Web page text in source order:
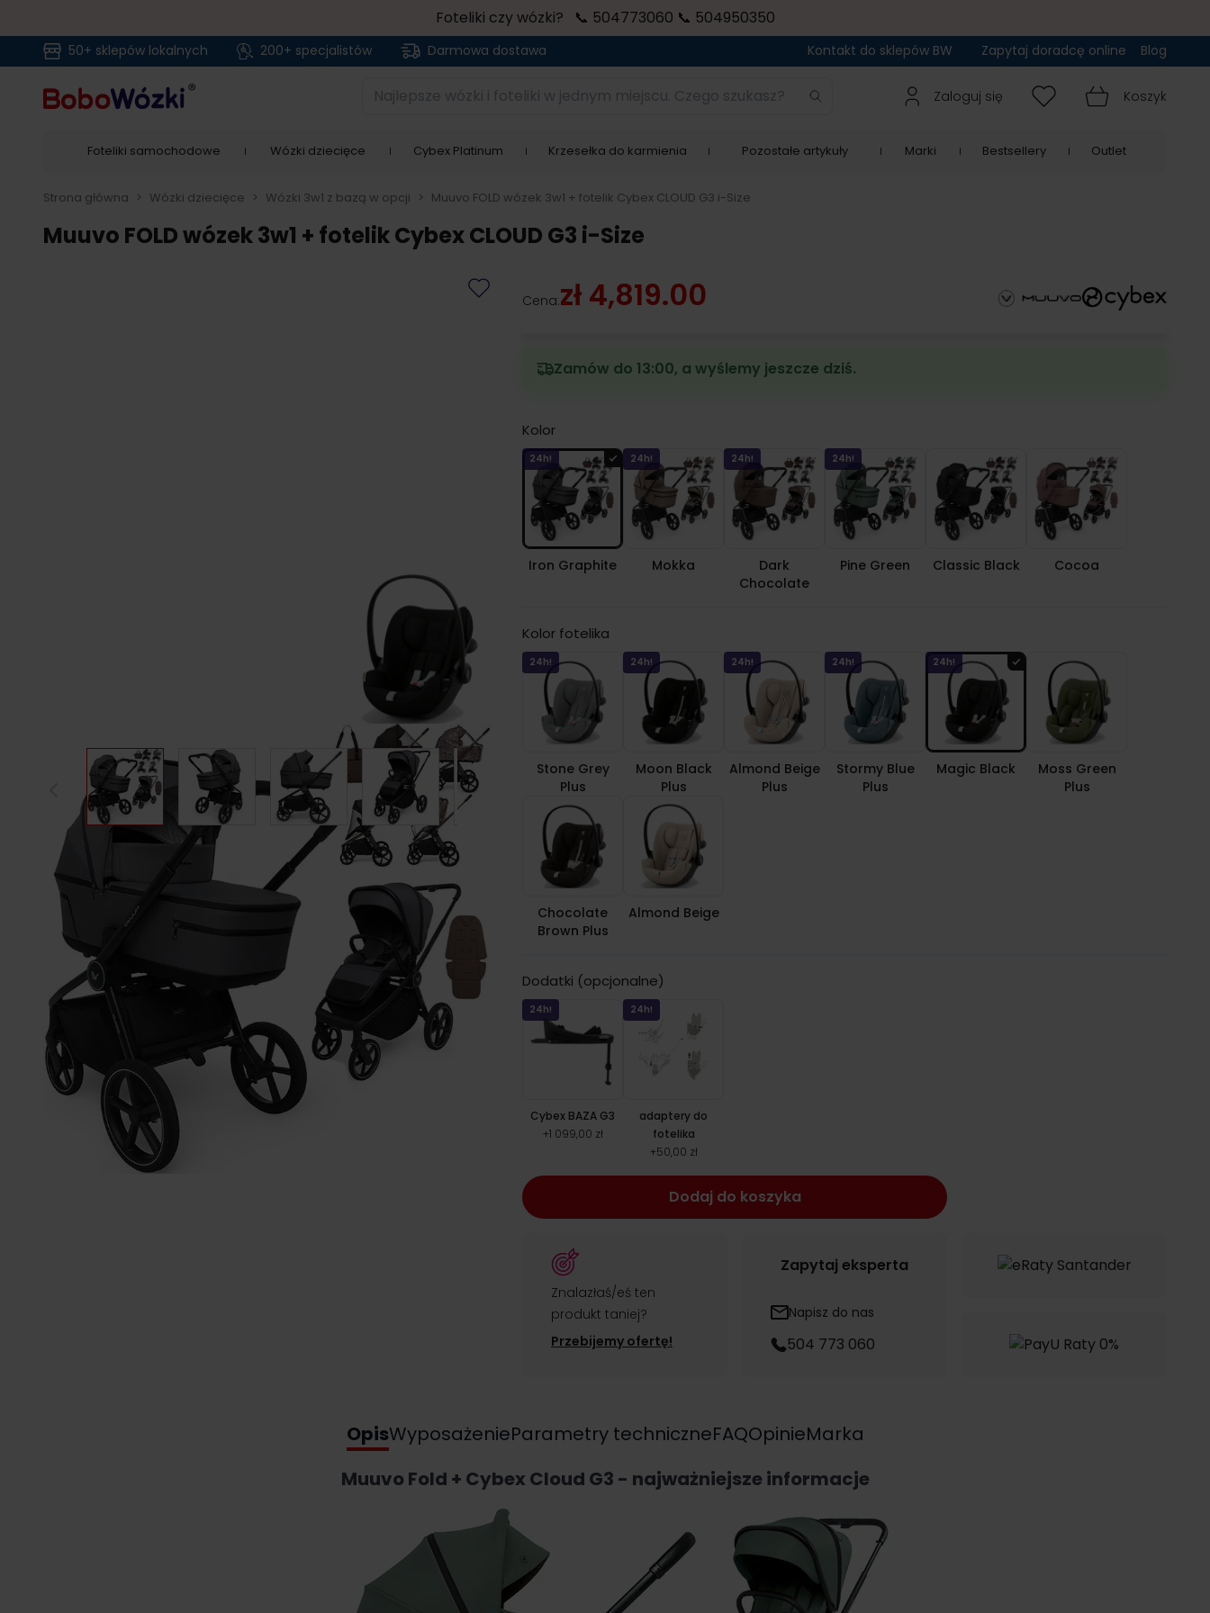
Foteliki czy wózki? 📞 504773060 📞 504950350
50+ sklepów lokalnych 200+ specjalistów Darmowa dostawa Kontakt do sklepów BW Zapytaj doradcę online Blog
Najlepsze wózki i foteliki w jednym miejscu. Czego szukasz? Zaloguj się Koszyk
Foteliki samochodowe Wózki dziecięce Cybex Platinum Krzesełka do karmienia Pozostałe artykuły Marki Bestsellery Outlet
Strona główna > Wózki dziecięce > Wózki 3w1 z bazą w opcji > Muuvo FOLD wózek 3w1 + fotelik Cybex CLOUD G3 i-Size
Muuvo FOLD wózek 3w1 + fotelik Cybex CLOUD G3 i-Size
Cena:zł 4,819.00
Zamów do 13:00, a wyślemy jeszcze dziś.
Kolor
24h!
Iron Graphite
24h!
Mokka
24h!
Dark
Chocolate
24h!
Pine Green Classic Black Cocoa
Kolor fotelika
24h!
Stone Grey
Plus
24h!
Moon Black
Plus
24h!
Almond Beige
Plus
24h!
Stormy Blue
Plus
24h!
Magic Black
Moss Green
Plus
Chocolate
Brown Plus
Almond Beige
Dodatki (opcjonalne)
24h!
Cybex BAZA G3
+1 099,00 zł
24h!
adaptery do
fotelika
+50,00 zł
Dodaj do koszyka
Znalazłaś/eś ten
produkt taniej?
Przebijemy ofertę!
Zapytaj eksperta
Napisz do nas
504 773 060
Opis
Muuvo Fold + Cybex Cloud G3 - najważniejsze informacje
WyposażenieParametry techniczneFAQOpinieMarka